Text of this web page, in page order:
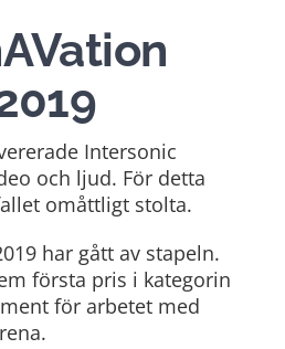
Intersonic
och ljud. För detta
omåttligt stolta.
har gått av stapeln.
första pris i kategorin
för arbetet med